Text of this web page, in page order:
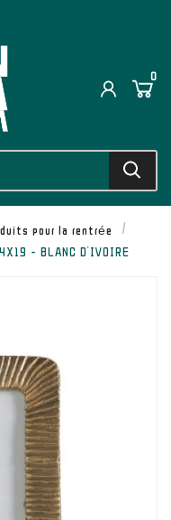
0
pour la rentrée
- BLANC D'IVOIRE